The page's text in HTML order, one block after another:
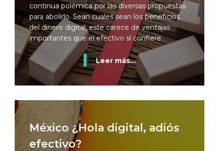
continua polémica por las diversas propuestas
para abolirlo. Sean cuales sean los beneficios
del dinero digital, este carece de ventajas
importantes que el efectivo sí confiere.
Leer más...
México ¿Hola digital, adiós
efectivo?